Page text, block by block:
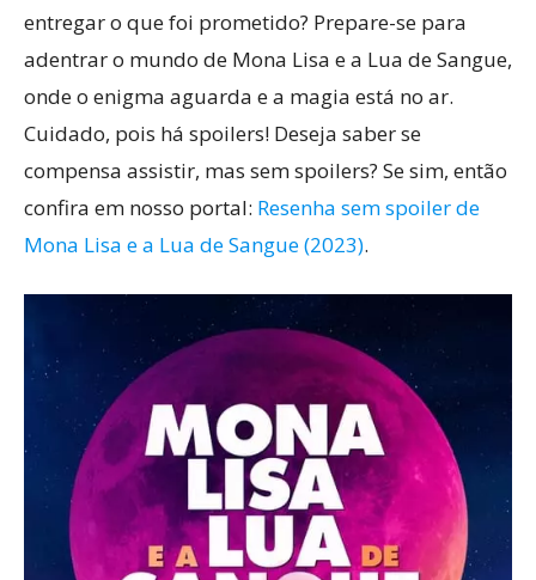
entregar o que foi prometido? Prepare-se para
adentrar o mundo de Mona Lisa e a Lua de Sangue,
onde o enigma aguarda e a magia está no ar.
Cuidado, pois há spoilers! Deseja saber se
compensa assistir, mas sem spoilers? Se sim, então
confira em nosso portal: Resenha sem spoiler de
Mona Lisa e a Lua de Sangue (2023).